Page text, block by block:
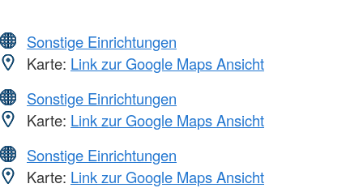
Sonstige Einrichtungen
Karte: Link zur Google Maps Ansicht
Sonstige Einrichtungen
Karte: Link zur Google Maps Ansicht
Sonstige Einrichtungen
Karte: Link zur Google Maps Ansicht